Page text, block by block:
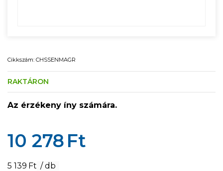
Cikkszám: CHSSENMAGR
RAKTÁRON
Az érzékeny íny számára.
10 278 Ft
5 139 Ft / db